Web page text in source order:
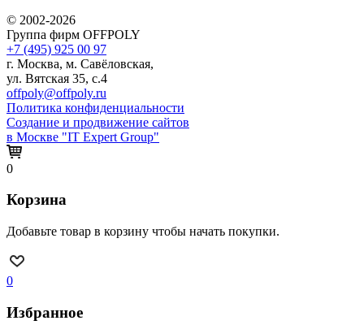
© 2002-2026
Группа фирм OFFPOLY
+7 (495) 925 00 97
г. Москва, м. Савёловская,
ул. Вятская 35, с.4
offpoly@offpoly.ru
Политика конфиденциальности
Создание и продвижение сайтов
в Москве "IT Expert Group"
0
Корзина
Добавьте товар в корзину чтобы начать покупки.
0
Избранное